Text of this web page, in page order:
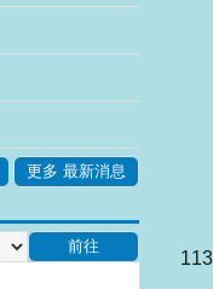
更多 最新消息